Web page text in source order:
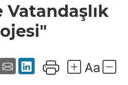
Vatandaşlık